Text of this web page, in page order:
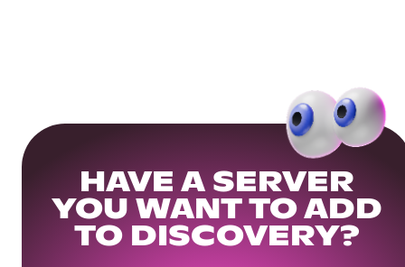
HAVE A SERVER
YOU WANT TO ADD
TO DISCOVERY?